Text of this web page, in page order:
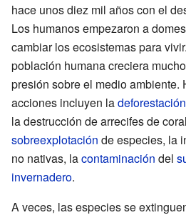
hace unos diez mil años con el
Los humanos empezaron a
cambiar los ecosistemas para
población humana creciera
presión sobre el medio ambiente.
acciones incluyen ladeforestación
la destrucción de arrecifes de
sobreexplotación de especies, la
no nativas, lacontaminación del
invernadero.
A veces, las especies se